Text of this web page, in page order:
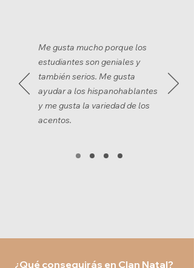
Me gusta mucho porque los
estudiantes son geniales y
también serios. Me gusta
ayudar a los hispanohablantes
y me gusta la variedad de los
acentos.
¿Qué conseguirás en Clan Natal?